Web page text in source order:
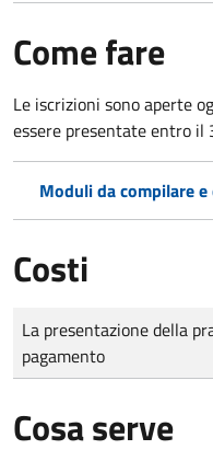
Come fare
Le iscrizioni sono aperte
essere presentate entro il
Moduli da compilare
Costi
Tipo di pagamento
Importo
La presentazione della
pagamento
Cosa serve